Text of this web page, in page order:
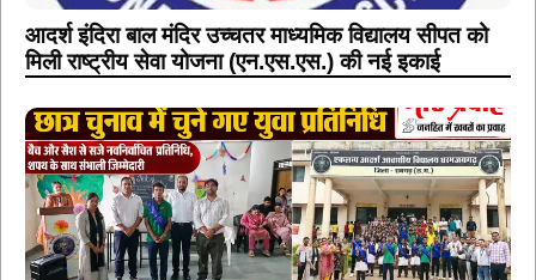
आदर्श इंदिरा बाल मंदिर उच्चतर माध्यमिक विद्यालय सीपत को
मिली राष्ट्रीय सेवा योजना (एन.एस.एस.) की नई इकाई